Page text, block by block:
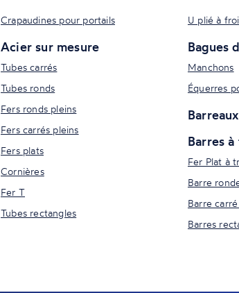
Crapaudines pour portails
Acier sur mesure
Tubes carrés
Tubes ronds
Fers ronds pleins
Fers carrés pleins
Fers plats
Cornières
Fer T
Tubes rectangles
U plié à
Bagues
Manchons
Équerres
Barreaux
Barres
Fer Plat à
Barre
Barre
Barres